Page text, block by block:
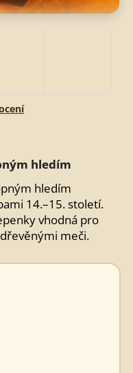
hledím
hledím
14.–15. století.
vhodná pro
meči.